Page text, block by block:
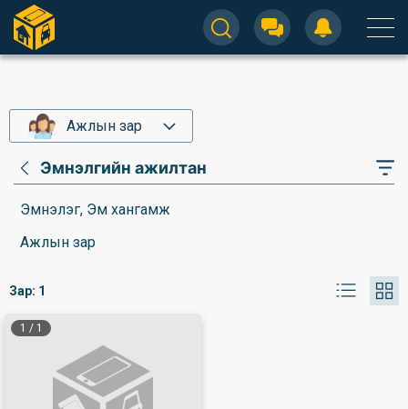
Ажлын зар
Эмнэлгийн ажилтан
Эмнэлэг, Эм хангамж
Ажлын зар
Зар: 1
1 / 1